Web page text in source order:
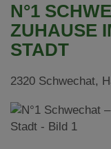
N°1
ZUHAUSE
STADT
2320 Schwechat,